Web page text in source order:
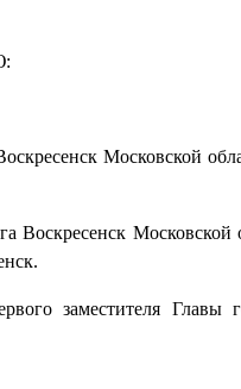
Московской
Московской
заместителя Главы